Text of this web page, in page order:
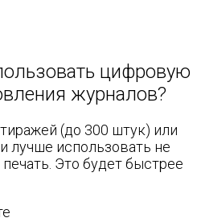
цифровую
журналов?
(до 300 штук) или
лучше использовать не
Это будет быстрее